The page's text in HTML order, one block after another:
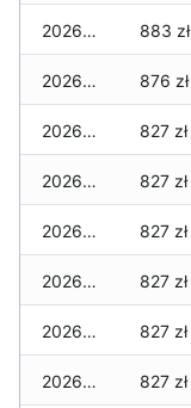
2026-07-31 883 zł
2026-07-29 876 zł
2026-07-28 827 zł
2026-07-27 827 zł
2026-07-26 827 zł
2026-07-24 827 zł
2026-07-23 827 zł
2026-07-22 827 zł